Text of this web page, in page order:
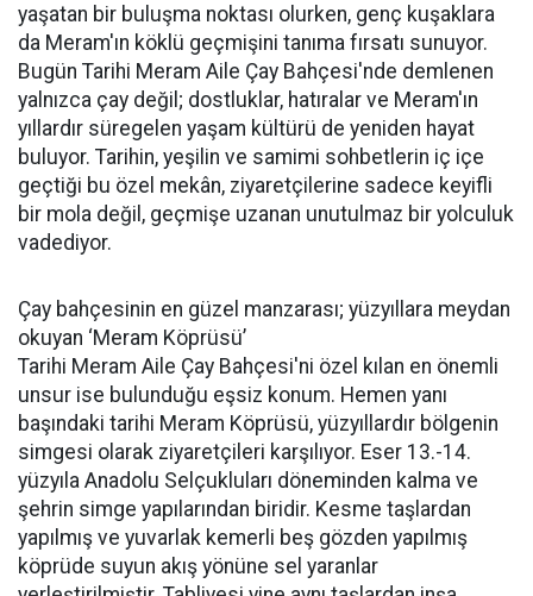
yaşatan bir buluşma noktası olurken, genç kuşaklara
da Meram'ın köklü geçmişini tanıma fırsatı sunuyor.
Bugün Tarihi Meram Aile Çay Bahçesi'nde demlenen
yalnızca çay değil; dostluklar, hatıralar ve Meram'ın
yıllardır süregelen yaşam kültürü de yeniden hayat
buluyor. Tarihin, yeşilin ve samimi sohbetlerin iç içe
geçtiği bu özel mekân, ziyaretçilerine sadece keyifli
bir mola değil, geçmişe uzanan unutulmaz bir yolculuk
vadediyor.
Çay bahçesinin en güzel manzarası; yüzyıllara meydan
okuyan ‘Meram Köprüsü’
Tarihi Meram Aile Çay Bahçesi'ni özel kılan en önemli
unsur ise bulunduğu eşsiz konum. Hemen yanı
başındaki tarihi Meram Köprüsü, yüzyıllardır bölgenin
simgesi olarak ziyaretçileri karşılıyor. Eser 13.-14.
yüzyıla Anadolu Selçukluları döneminden kalma ve
şehrin simge yapılarından biridir. Kesme taşlardan
yapılmış ve yuvarlak kemerli beş gözden yapılmış
köprüde suyun akış yönüne sel yaranlar